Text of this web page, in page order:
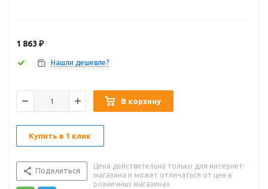
1 863 ₽
Нашли дешевле?
В корзину
Купить в 1 клик
Поделиться
Цена действительна только для интернет-
магазина и может отличаться от цен в
розничных магазинах